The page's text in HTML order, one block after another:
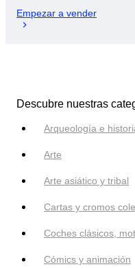
Empezar a vender
Descubre nuestras
Arqueología e
Arte
Arte asiático y tribal
Cartas y cromos
Coches clásicos,
Cómics y animación